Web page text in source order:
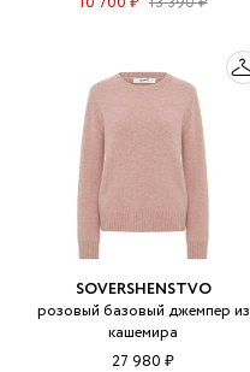
SOVERSHENSTVO
розовый базовый джемпер из
кашемира
27 980 ₽